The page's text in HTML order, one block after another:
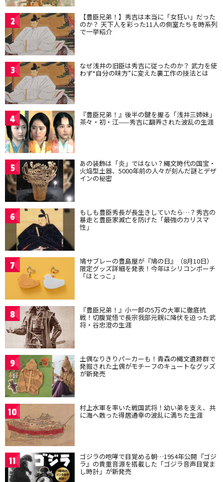
2 【豊臣兄弟！】秀吉は本当に「女狂い」だった
のか？ 天下人を彩った11人の側室たちを時系列
で一挙紹介
3 なぜ浅井の旧臣は秀吉に従ったのか？ 武力を使
わず“自分の味方”に変えた裏工作の技法とは
4 『豊臣兄弟！』後半の鍵を握る「浅井三姉妹」
茶々・初・江——秀吉に翻弄された波乱の生涯
5 あの装飾は「炎」ではない？縄文時代の国宝・
火焔型土器、5000年前の人々が刻んだ謎とデザ
インの秘密
6 もしも豊臣秀長が長生きしていたら…？秀吉の
暴走と豊臣家滅亡を防げた「最強のカリスマ
性」
7 鳩サブレーの豊島屋が『鳩の日』（8月10日）
限定グッズ詳細を発表！今年はシリコンポーチ
「はとっこ」
8 『豊臣兄弟！』小一郎の5万の大軍に徹底抗
戦！切腹覚悟で長宗我部元親に降伏を迫った武
将・谷忠澄の生涯
9 土偶なりきりパーカーも！青森の縄文遺跡群で
発掘された土偶がモチーフのキュートなグッズ
が新発売
10 村上水軍を率いた戦国武将！幼い弟を支え、共
に海へ散った得居通幸の波乱に満ちた生涯
11 ゴジラの咆哮で目覚める朝…1954年公開『ゴジ
ラ』の貴重音源を搭載した「ゴジラ音声目覚ま
し時計」が新発売